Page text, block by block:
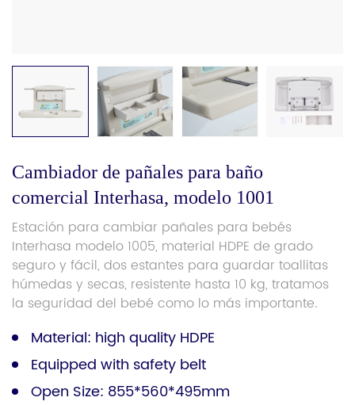
Cambiador de pañales para baño
comercial Interhasa, modelo 1001
Estación para cambiar pañales para bebés
Interhasa modelo 1005, material HDPE de grado
seguro y fácil, dos estantes para guardar toallitas
húmedas y secas, resistente hasta 10 kg, tratamos
la seguridad del bebé como lo más importante.
Material: high quality HDPE
Equipped with safety belt
Open Size: 855*560*495mm